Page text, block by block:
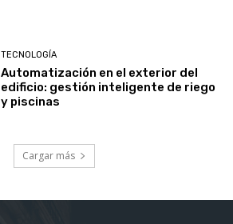
TECNOLOGÍA
Automatización en el exterior del
edificio: gestión inteligente de riego
y piscinas
Cargar más